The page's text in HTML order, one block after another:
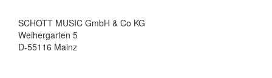
SCHOTT MUSIC GmbH & Co KG
Weihergarten 5
D-55116 Mainz